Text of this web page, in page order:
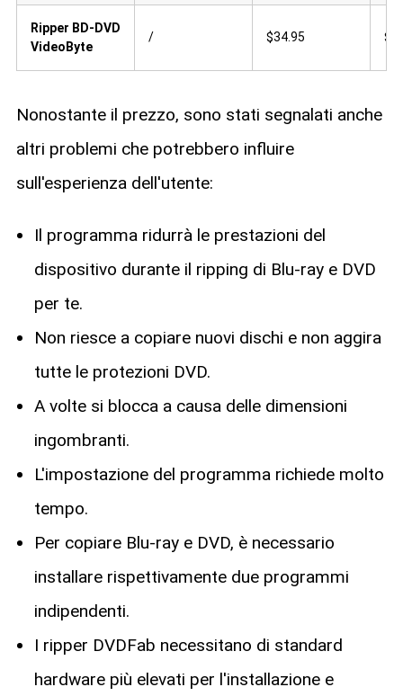
Ripper BD-DVD
VideoByte
/ $34.95
Nonostante il prezzo, sono stati segnalati anche
altri problemi che potrebbero influire
sull'esperienza dell'utente:
Il programma ridurrà le prestazioni del
dispositivo durante il ripping di Blu-ray e DVD
per te.
Non riesce a copiare nuovi dischi e non aggira
tutte le protezioni DVD.
A volte si blocca a causa delle dimensioni
ingombranti.
L'impostazione del programma richiede molto
tempo.
Per copiare Blu-ray e DVD, è necessario
installare rispettivamente due programmi
indipendenti.
I ripper DVDFab necessitano di standard
hardware più elevati per l'installazione e